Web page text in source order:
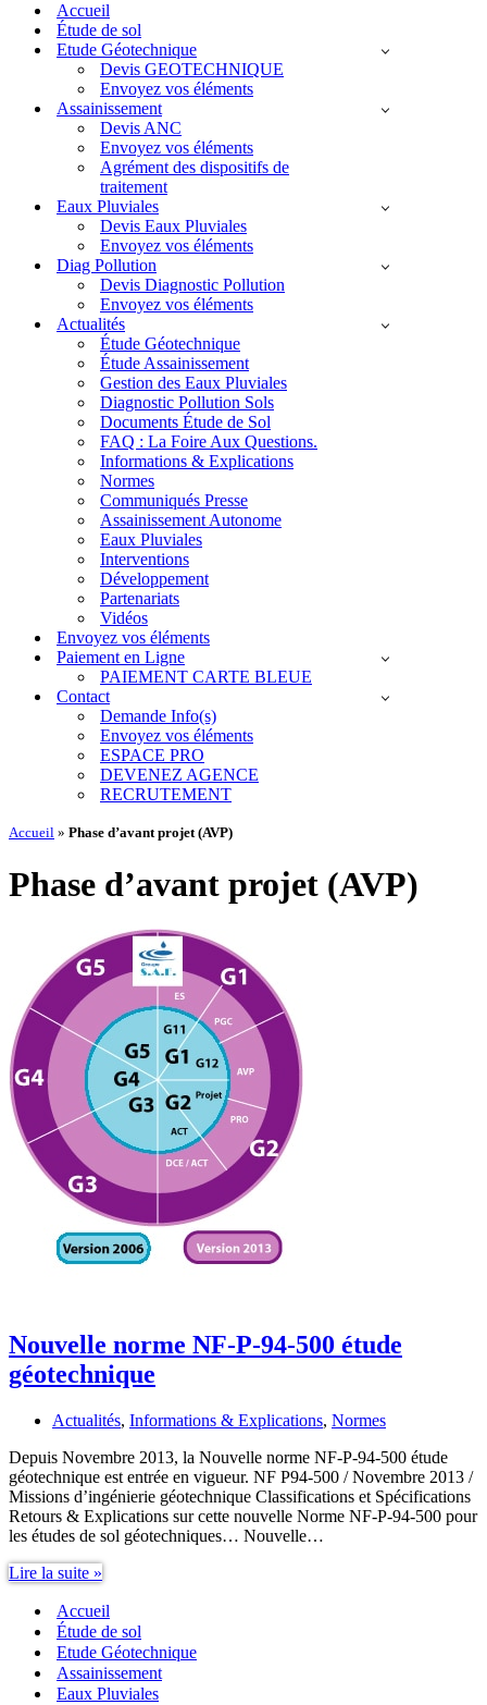
navigationAccueil
Étude de sol
Etude Géotechnique
Devis GEOTECHNIQUE
Envoyez vos éléments
Assainissement
Devis ANC
Envoyez vos éléments
Agrément des dispositifs de
traitement
Eaux Pluviales
Devis Eaux Pluviales
Envoyez vos éléments
Diag Pollution
Devis Diagnostic Pollution
Envoyez vos éléments
Actualités
Étude Géotechnique
Étude Assainissement
Gestion des Eaux Pluviales
Diagnostic Pollution Sols
Documents Étude de Sol
FAQ : La Foire Aux Questions.
Informations & Explications
Normes
Communiqués Presse
Assainissement Autonome
Eaux Pluviales
Interventions
Développement
Partenariats
Vidéos
Envoyez vos éléments
Paiement en Ligne
PAIEMENT CARTE BLEUE
Contact
Demande Info(s)
Envoyez vos éléments
ESPACE PRO
DEVENEZ AGENCE
RECRUTEMENT
Accueil » Phase d’avant projet (AVP)
Phase d’avant projet (AVP)
Nouvelle norme NF-P-94-500 étude
géotechnique
Actualités, Informations & Explications, Normes
Depuis Novembre 2013, la Nouvelle norme NF-P-94-500 étude
géotechnique est entrée en vigueur. NF P94-500 / Novembre 2013 /
Missions d’ingénierie géotechnique Classifications et Spécifications
Retours & Explications sur cette nouvelle Norme NF-P-94-500 pour
les études de sol géotechniques… Nouvelle…
Lire la suite »
NF-
P-
94-
500
étude
Accueil
Étude de sol
Etude Géotechnique
Assainissement
Eaux Pluviales